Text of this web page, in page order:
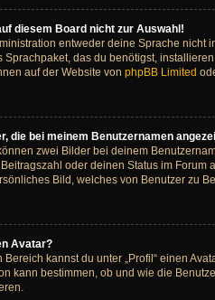
diesem Board nicht zur Auswahl!
entweder deine Sprache
Sprachpaket, das du benötigst,
auf der Website von phpBB Limited
die bei meinem Benutzernamen
zwei Bilder bei deinem
oder deinen Status im Forum
Bild, welches von Benutzer zu
Avatar?
Bereich kannst du unter „Profil“ einen
kann bestimmen, ob und wie die